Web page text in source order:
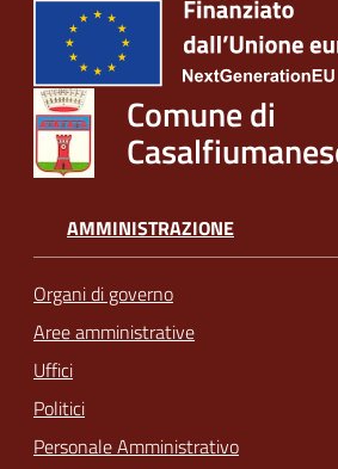
Comune di
AMMINISTRAZIONE
Organi di governo
Aree amministrative
Uffici
Politici
Personale Amministrativo